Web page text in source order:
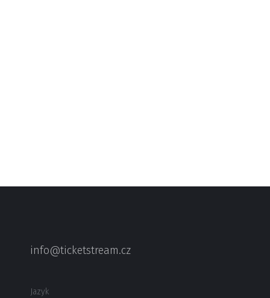
info@ticketstream.cz
Jazyk